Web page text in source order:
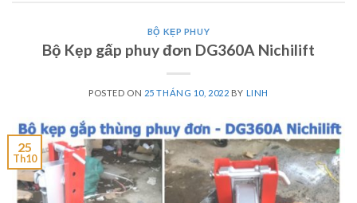
BỘ KẸP PHUY
Bộ Kẹp gấp phuy đơn DG360A Nichilift
POSTED ON 25 THÁNG 10, 2022 BY LINH
25
Th10